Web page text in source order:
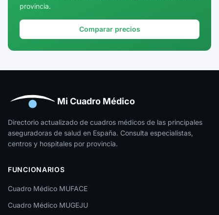
Girona
Huesca
Jaén
La Rioja
León
Lleida
Lugo
provincia.
Comparar precios
Mi Cuadro Médico
Directorio actualizado de cuadros médicos de las principales
aseguradoras de salud en España. Consulta especialistas,
centros y hospitales por provincia.
FUNCIONARIOS
Cuadro Médico MUFACE
Cuadro Médico MUGEJU